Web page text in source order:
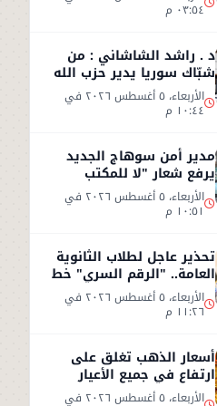
٠٣:٥٤ م
د . راشد الشاشاني : من
شبّاك سوريا يدير حزب الله
وجهه نحو السعوديّة الأربعاء، ٥ أغسطس ٢٠٢٦ في
١٠:٤٤ م
مدير أمن سوهاج الجديد
يرفع شعار "لا للمكتب
المكيف" الأربعاء، ٥ أغسطس ٢٠٢٦ في
١٠:٥١ م
تحذير عاجل لطلاب الثانوية
العامة.. "الرقم السري" خط
أحمر الأربعاء، ٥ أغسطس ٢٠٢٦ في
١١:٢٦ م
أسعار الذهب تغلق على
ارتفاع في جميع الأعيار
الأربعاء، ٥ أغسطس ٢٠٢٦ في